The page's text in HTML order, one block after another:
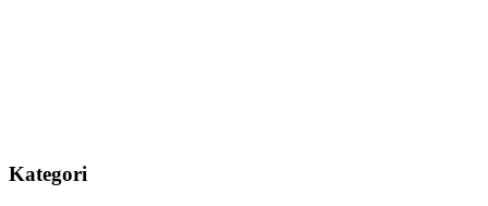
Kategori